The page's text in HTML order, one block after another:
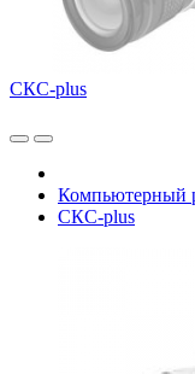
СКС-plus
Компьютерный
СКС-plus